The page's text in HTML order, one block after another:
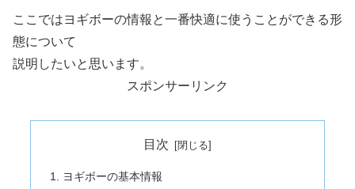
ここではヨギボーの情報と一番快適に使うことができる形
態について
説明したいと思います。
スポンサーリンク
目次
ヨギボーの基本情報